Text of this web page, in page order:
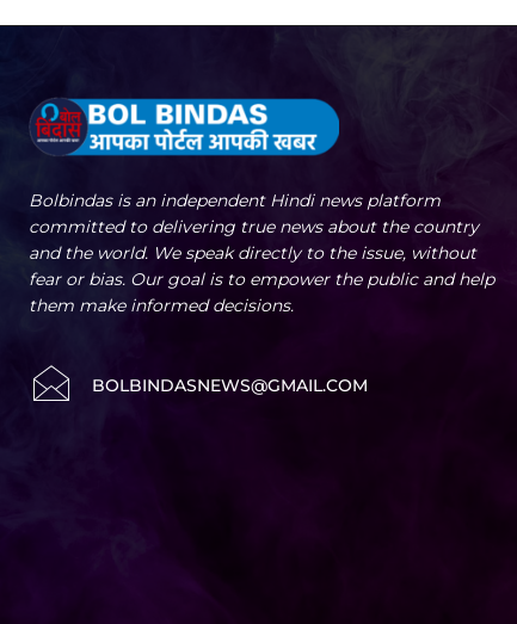
Bolbindas is an independent Hindi news platform
committed to delivering true news about the country
and the world. We speak directly to the issue, without
fear or bias. Our goal is to empower the public and help
them make informed decisions.
BOLBINDASNEWS@GMAIL.COM